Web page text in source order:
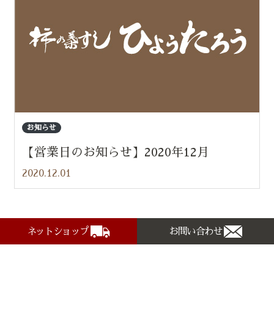
お知らせ
【営業日のお知らせ】2020年12月
2020.12.01
ネットショップ お問い合わせ